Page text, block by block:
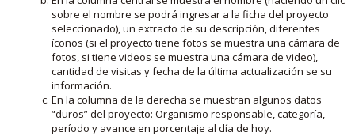
sobre el nombre se podrá ingresar a la ficha del proyecto
seleccionado), un extracto de su descripción, diferentes
íconos (si el proyecto tiene fotos se muestra una cámara de
fotos, si tiene videos se muestra una cámara de video),
cantidad de visitas y fecha de la última actualización se su
información.
En la columna de la derecha se muestran algunos datos
“duros” del proyecto: Organismo responsable, categoría,
período y avance en porcentaje al día de hoy.